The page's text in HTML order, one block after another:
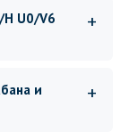
H U0/V6
и